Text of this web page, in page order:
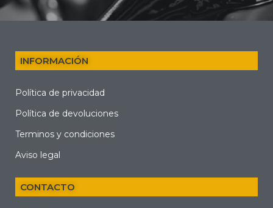
INFORMACIÓN
Política de privacidad
Política de devoluciones
Terminos y condiciones
Aviso legal
CONTACTO